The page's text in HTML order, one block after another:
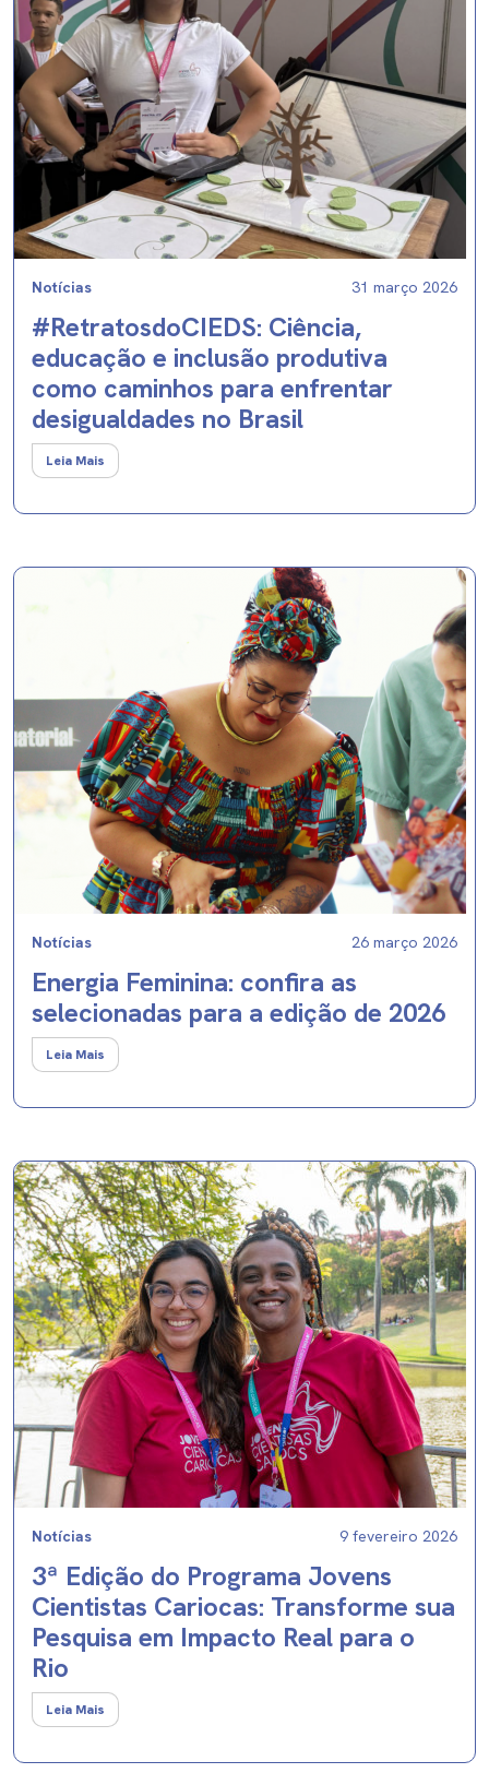
Notícias 31 março 2026
#RetratosdoCIEDS: Ciência,
educação e inclusão produtiva
como caminhos para enfrentar
desigualdades no Brasil
Leia Mais
Notícias 26 março 2026
Energia Feminina: confira as
selecionadas para a edição de 2026
Leia Mais
Notícias 9 fevereiro 2026
3ª Edição do Programa Jovens
Cientistas Cariocas: Transforme sua
Pesquisa em Impacto Real para o
Rio
Leia Mais